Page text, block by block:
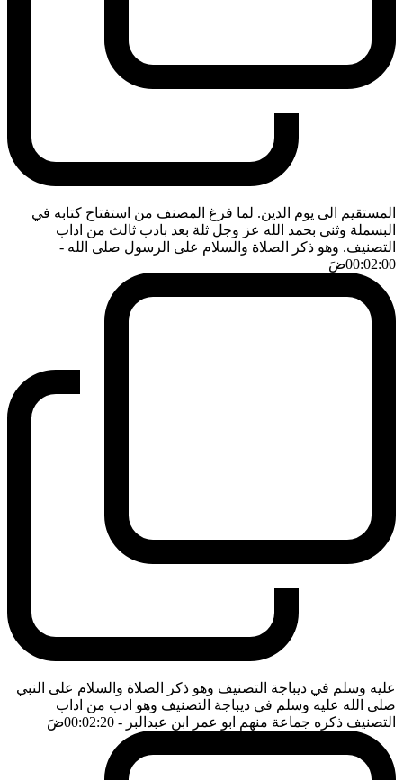
المستقيم الى يوم الدين. لما فرغ المصنف من استفتاح كتابه في
البسملة وثنى بحمد الله عز وجل ثلة بعد بادب ثالث من اداب
التصنيف. وهو ذكر الصلاة والسلام على الرسول صلى الله -
00:02:00ضَ
عليه وسلم في ديباجة التصنيف وهو ذكر الصلاة والسلام على النبي
صلى الله عليه وسلم في ديباجة التصنيف وهو ادب من اداب
التصنيف ذكره جماعة منهم ابو عمر ابن عبدالبر - 00:02:20 ضَ